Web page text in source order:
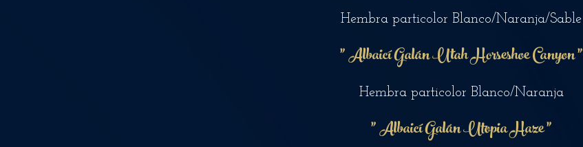
Hembra particolor Blanco/Naranja/Sable
"Albaicí Galán Utah Horseshoe Canyon "
Hembra particolor Blanco/Naranja
"Albaicí Galán Utopia Haze "